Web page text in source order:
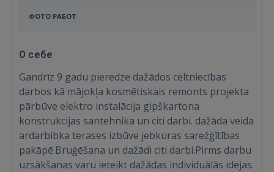
ФОТО РАБОТ
О себе
Gandrīz 9 gadu pieredze dažādos celtniecības
darbos kā mājokļa kosmētiskais remonts projekta
pārbūve elektro instalācija gipškartona
konstrukcijas santehnika un citi darbi. dažāda veida
ardarbibka terases izbūve jebkuras sarežģītības
pakāpē.Bruģēšana un dažādi citi darbi.Pirms darbu
uzsākšanas varu ieteikt dažādas individuālās idejas.